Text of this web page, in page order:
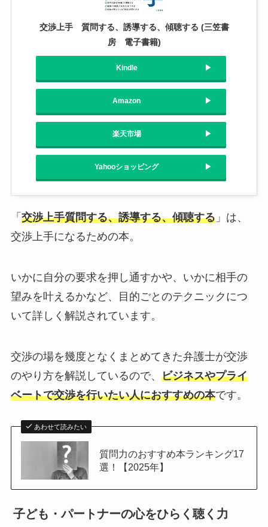
交渉上手 質問する、誘導する、傾聴する (三笠書
房 電子書籍)
Kindle
Amazon
楽天市場
Yahooショッピング
「 交渉上手質問する、誘導する、傾聴する」は、
交渉上手になるための本。
いかに自分の要求を押し通すかや、いかに相手の
望みを叶えるかなど、目的ごとのテクニックにつ
いて詳しく解説されています。
交渉の場を幾度となくまとめてきた弁護士が交渉
のやり方を解説しているので、 ビジネスやプライ
ベートで交渉を行いたい人におすすめの本です。
あわせて読みたい
質問力のおすすめ本ランキング17
選！【2025年】
子ども・パートナーの心をひらく聴く力